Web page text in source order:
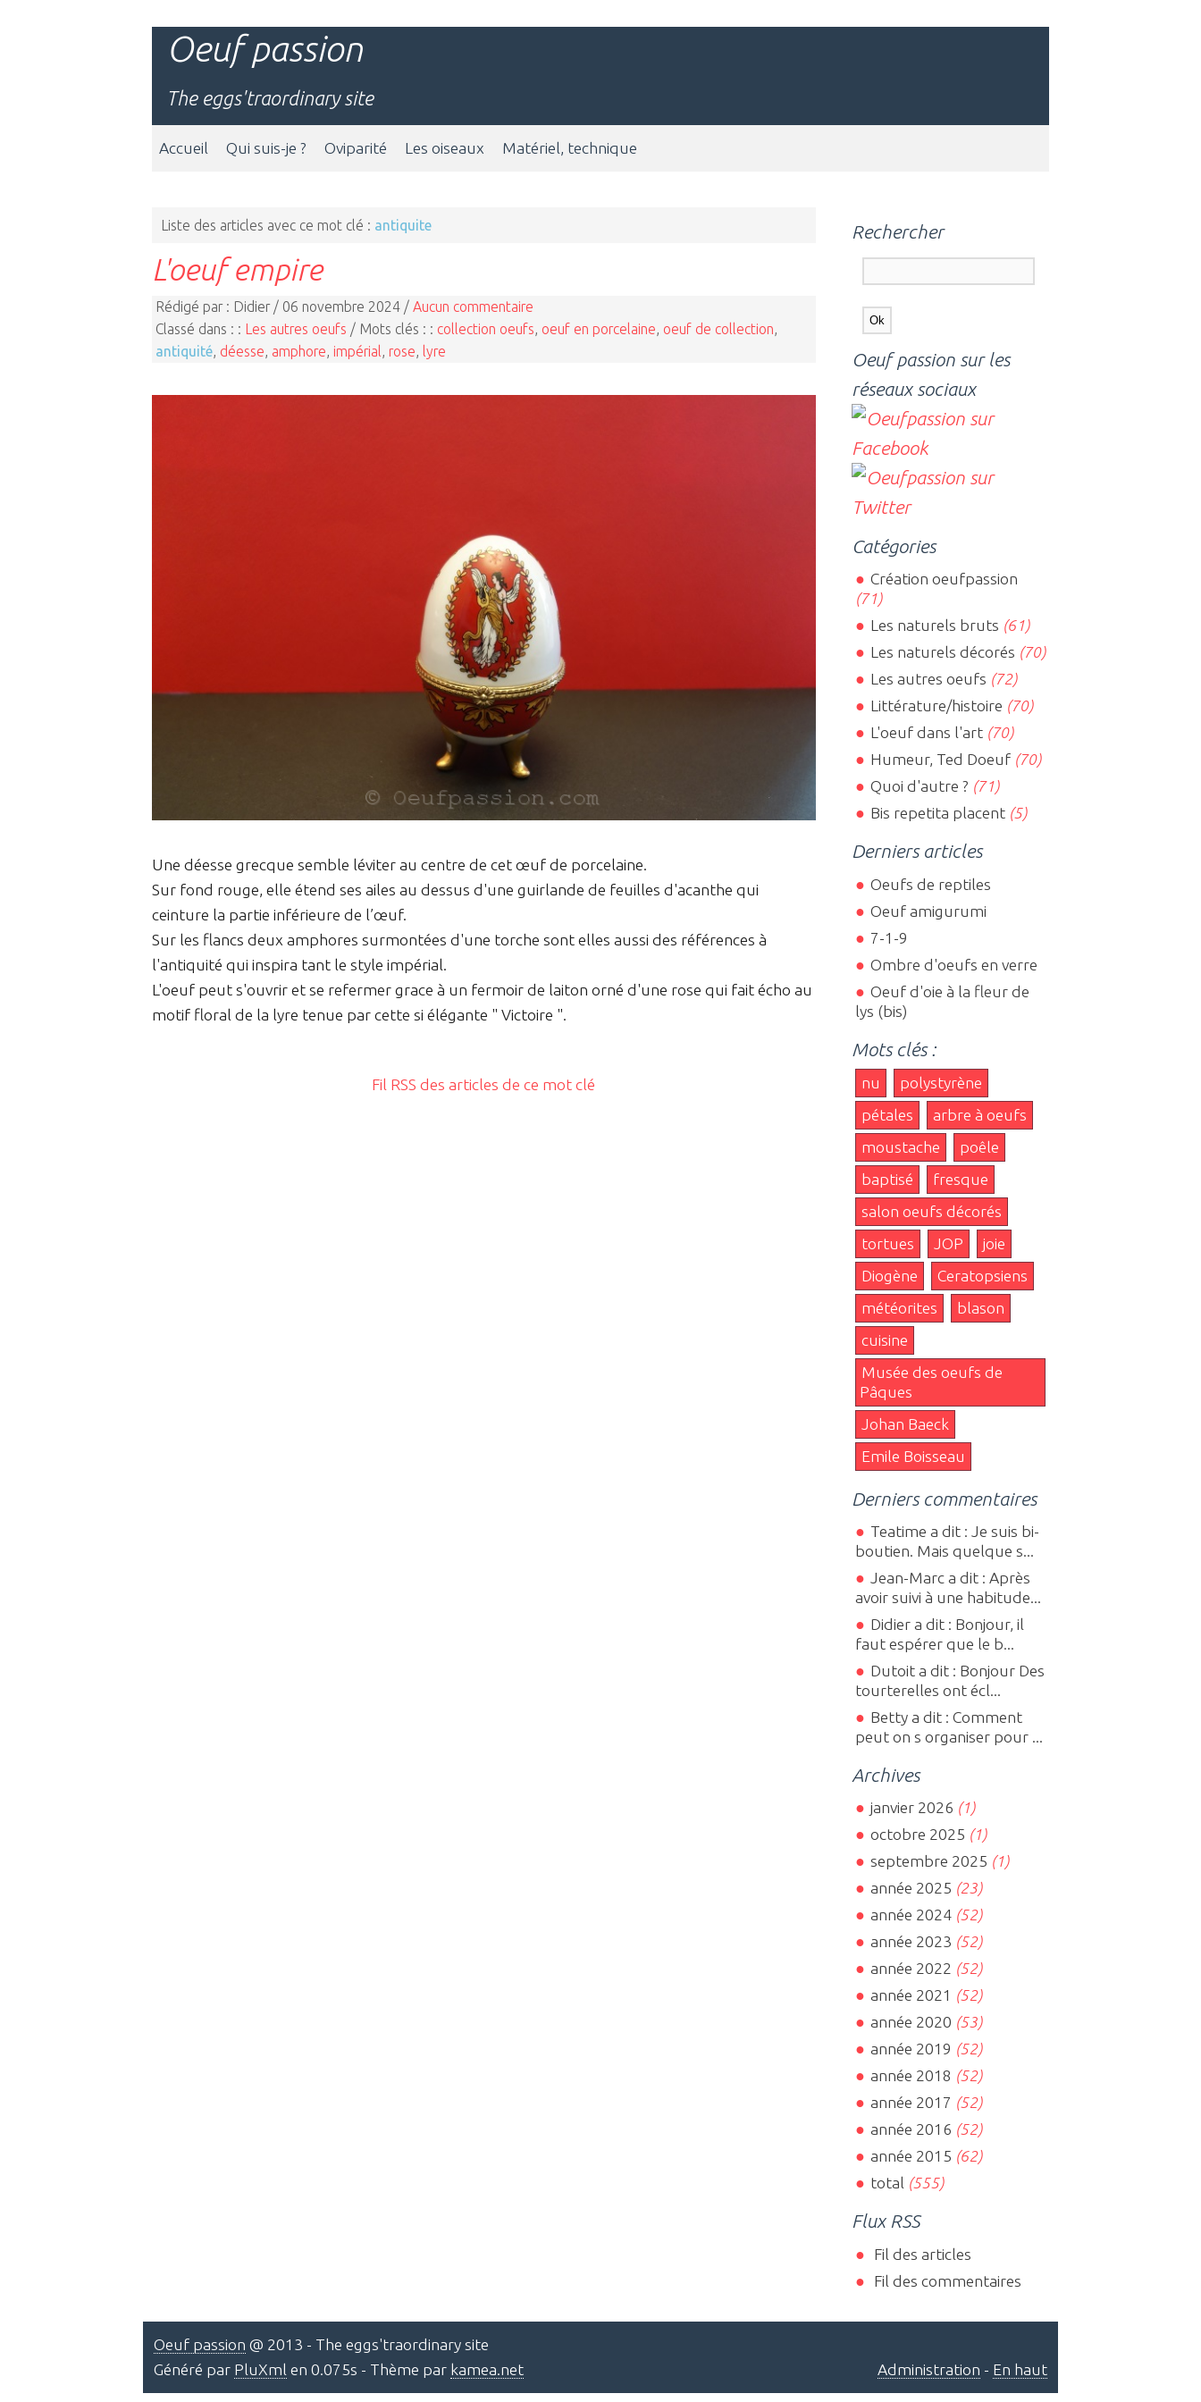
Oeuf passion
The eggs'traordinary site
Accueil Qui suis-je ? Oviparité Les oiseaux Matériel, technique
Liste des articles avec ce mot clé : antiquite
L'oeuf empire
Rédigé par : Didier / 06 novembre 2024 / Aucun commentaire
Classé dans : : Les autres oeufs / Mots clés : : collection oeufs oeuf en porcelaine oeuf de collection
antiquité déesse amphore impérial rose lyre
Une déesse grecque semble léviter au centre de cet œuf de porcelaine.
Sur fond rouge, elle étend ses ailes au dessus d'une guirlande de feuilles d'acanthe qui
ceinture la partie inférieure de l’œuf.
Sur les flancs deux amphores surmontées d'une torche sont elles aussi des références à
l'antiquité qui inspira tant le style impérial.
L'oeuf peut s'ouvrir et se refermer grace à un fermoir de laiton orné d'une rose qui fait écho au
motif floral de la lyre tenue par cette si élégante " Victoire ".
Fil RSS des articles de ce mot clé
Rechercher
Oeuf passion sur les
réseaux sociaux
Catégories
Création oeufpassion
(71)
Les naturels bruts (61)
Les naturels décorés (70)
Les autres oeufs (72)
Littérature/histoire (70)
L'oeuf dans l'art(70)
Humeur, Ted Doeuf(70)
Quoi d'autre ? (71)
Bis repetita placent(5)
Derniers articles
Oeufs de reptiles
Oeuf amigurumi
7-1-9
Ombre d'oeufs en verre
Oeuf d'oie à la fleur de
lys (bis)
Mots clés :
nu
polystyrène
pétales
arbre à oeufs
moustache
poêle
baptisé
fresque
salon oeufs décorés
tortues
JOP
joie
Diogène
Ceratopsiens
météorites
blason
cuisine
Musée des oeufs de
Pâques
Johan Baeck
Emile Boisseau
Derniers commentaires
Teatime a dit : Je suis bi-
boutien. Mais quelque s...
Jean-Marc a dit : Après
avoir suivi à une habitude...
Didier a dit : Bonjour, il
faut espérer que le b...
Dutoit a dit : Bonjour Des
tourterelles ont écl...
Betty a dit : Comment
peut on s organiser pour ...
Archives
janvier 2026 (1)
octobre 2025 (1)
septembre 2025 (1)
année 2025 (23)
année 2024(52)
année 2023 (52)
année 2022 (52)
année 2021 (52)
année 2020 (53)
année 2019 (52)
année 2018 (52)
année 2017 (52)
année 2016 (52)
année 2015 (62)
total (555)
Flux RSS
Fil des articles
Fil des commentaires
Oeuf passion @ 2013 - The eggs'traordinary site
Généré par PluXml en 0.075s - Thème par kamea.net Administration - En haut